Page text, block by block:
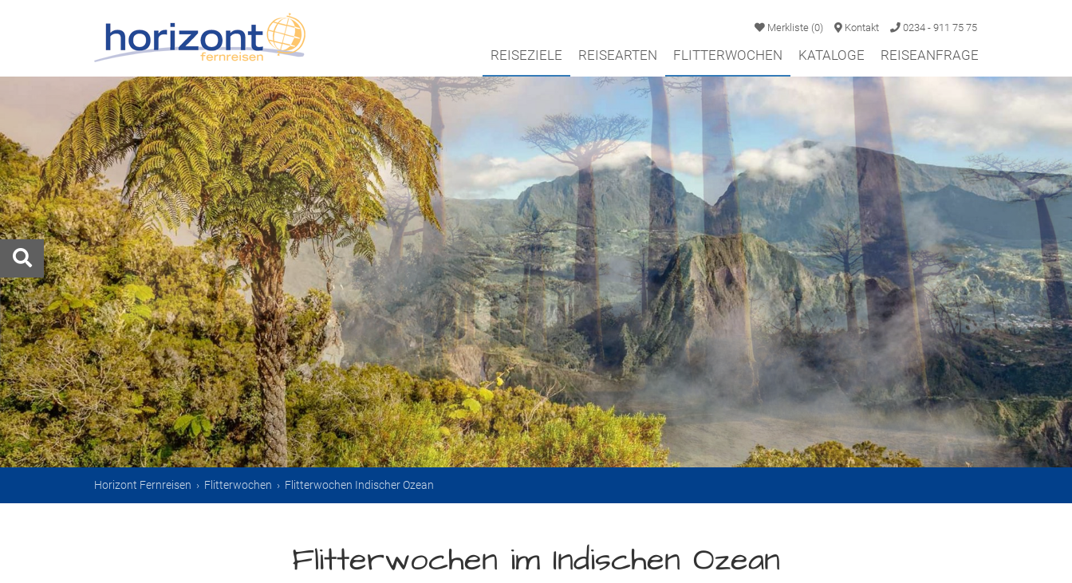
Merkliste (0) Kontakt 0234 - 911 75 75
REISEZIELE REISEARTEN FLITTERWOCHEN KATALOGE REISEANFRAGE
Horizont Fernreisen › Flitterwochen › Flitterwochen Indischer Ozean
Flitterwochen im Indischen Ozean